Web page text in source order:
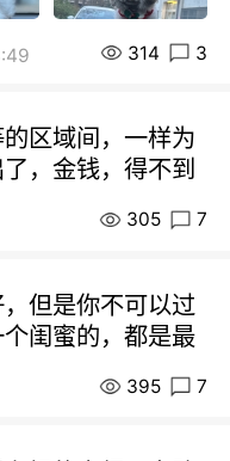
314 3
区域间，一样为
，金钱，得不到
305 7
但是你不可以过
闺蜜的，都是最
395 7